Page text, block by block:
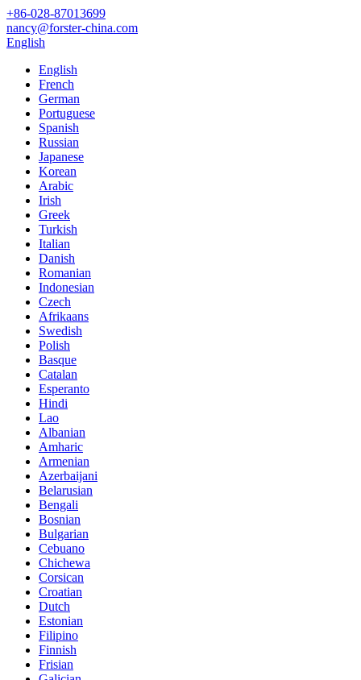
+86-028-87013699
nancy@forster-china.com
English
English
French
German
Portuguese
Spanish
Russian
Japanese
Korean
Arabic
Irish
Greek
Turkish
Italian
Danish
Romanian
Indonesian
Czech
Afrikaans
Swedish
Polish
Basque
Catalan
Esperanto
Hindi
Lao
Albanian
Amharic
Armenian
Azerbaijani
Belarusian
Bengali
Bosnian
Bulgarian
Cebuano
Chichewa
Corsican
Croatian
Dutch
Estonian
Filipino
Finnish
Frisian